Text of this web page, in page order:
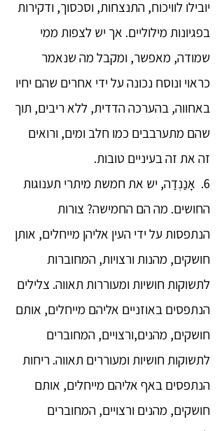
יובילו לוויכוח, התנצחות, וסכסוך, ודקירות
בפגיונות מילוליים. אך יש לצפות ממי
שמודה, מאפשר, ומקבל מה שנאמר
כראוי ונוסח נכונה על ידי אחרים שהם יחיו
באחווה, בהערכה הדדית, ללא ריבים, תוך
שהם מתערבבים כמו חלב ומים, ורואים
זה את זה בעיניים טובות.
6. אָנַנְדַה, יש את חמשת מיתרי תענוגות
החושים. מה הם החמישה? צורות
הנתפסות על ידי העין אליהן מייחלים, אותן
חושקים, מהנות ורצויות, המחוברות
לתשוקות חושיות ומעוררות תאווה. צלילים
הנתפסים באוזניים אליהם מייחלים, אותם
חושקים, מהנים,ורצויים, המחוברים
לתשוקות חושיות ומעוררים תאווה. ריחות
הנתפסים באף אליהם מייחלים, אותם
חושקים, מהנים ורצויים, המחוברים